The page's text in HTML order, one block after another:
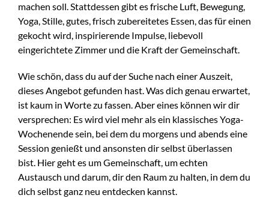
machen soll. Stattdessen gibt es frische Luft, Bewegung,
Yoga, Stille, gutes, frisch zubereitetes Essen, das für einen
gekocht wird, inspirierende Impulse, liebevoll
eingerichtete Zimmer und die Kraft der Gemeinschaft.
Wie schön, dass du auf der Suche nach einer Auszeit,
dieses Angebot gefunden hast. Was dich genau erwartet,
ist kaum in Worte zu fassen. Aber eines können wir dir
versprechen: Es wird viel mehr als ein klassisches Yoga-
Wochenende sein, bei dem du morgens und abends eine
Session genießt und ansonsten dir selbst überlassen
bist. Hier geht es um Gemeinschaft, um echten
Austausch und darum, dir den Raum zu halten, in dem du
dich selbst ganz neu entdecken kannst.